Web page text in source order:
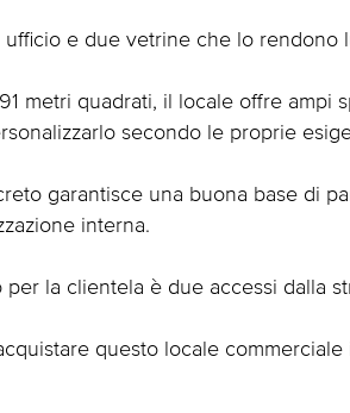
e due vetrine che lo rendono
metri quadrati, il locale offre ampi
secondo le proprie
garantisce una buona base di
interna.
la clientela è due accessi dalla
questo locale